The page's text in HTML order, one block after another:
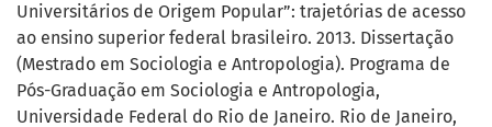
Universitários de Origem Popular”: trajetórias de acesso
ao ensino superior federal brasileiro. 2013. Dissertação
(Mestrado em Sociologia e Antropologia). Programa de
Pós-Graduação em Sociologia e Antropologia,
Universidade Federal do Rio de Janeiro. Rio de Janeiro,